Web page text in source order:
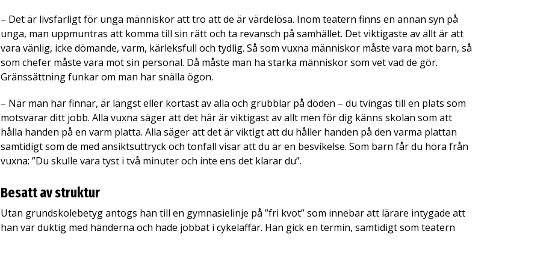
– Det är livsfarligt för unga människor att tro att de är värdelösa. Inom teatern finns en annan syn på
unga, man uppmuntras att komma till sin rätt och ta revansch på samhället. Det viktigaste av allt är att
vara vänlig, icke dömande, varm, kärleksfull och tydlig. Så som vuxna människor måste vara mot barn, så
som chefer måste vara mot sin personal. Då måste man ha starka människor som vet vad de gör.
Gränssättning funkar om man har snälla ögon.
– När man har finnar, är längst eller kortast av alla och grubblar på döden – du tvingas till en plats som
motsvarar ditt jobb. Alla vuxna säger att det här är viktigast av allt men för dig känns skolan som att
hålla handen på en varm platta. Alla säger att det är viktigt att du håller handen på den varma plattan
samtidigt som de med ansiktsuttryck och tonfall visar att du är en besvikelse. Som barn får du höra från
vuxna: ”Du skulle vara tyst i två minuter och inte ens det klarar du”.
Besatt av struktur
Utan grundskolebetyg antogs han till en gymnasielinje på ”fri kvot” som innebar att lärare intygade att
han var duktig med händerna och hade jobbat i cykelaffär. Han gick en termin, samtidigt som teatern